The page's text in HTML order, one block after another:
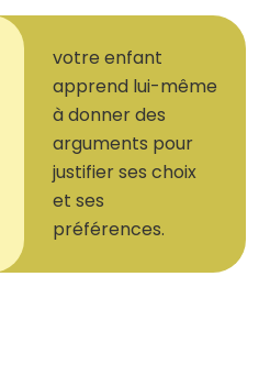
votre enfant
apprend lui-même
à donner des
arguments pour
justifierses choix
et ses
préférences.